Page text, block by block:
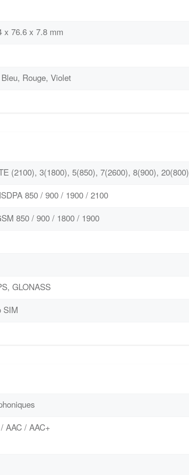
x 76.6 x 7.8 mm
Rouge, Violet
(2100), 3(1800), 5(850), 7(2600), 8(900), 20(800)
850 / 900 / 1900 / 2100
850 / 900 / 1800 / 1900
GLONASS
SIM
AAC / AAC+